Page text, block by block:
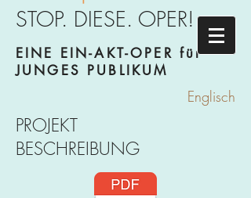
STOP. DIESE. OPER!
EINE EIN-AKT-OPER für
JUNGES PUBLIKUM
Englisch
PROJEKT
BESCHREIBUNG